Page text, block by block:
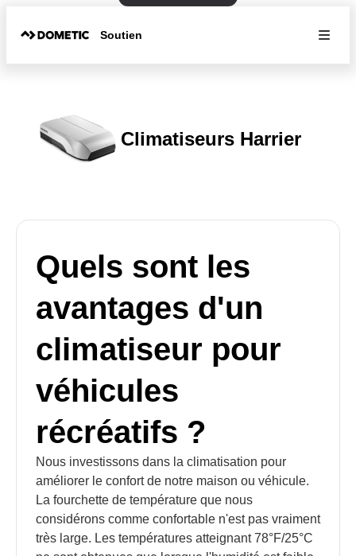
Soutien
Climatiseurs Harrier
Quels sont les
avantages d'un
climatiseur pour
véhicules
récréatifs ?
Nous investissons dans la climatisation pour
améliorer le confort de notre maison ou véhicule.
La fourchette de température que nous
considérons comme confortable n'est pas vraiment
très large. Les températures atteignant 78°F/25°C